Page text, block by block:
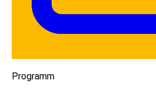
Programm